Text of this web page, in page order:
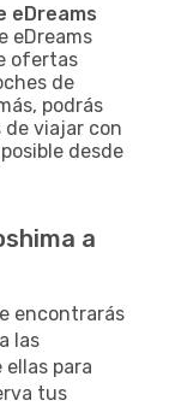
eDreams
eDreams
ofertas
de
podrás
viajar con
desde
a
encontrarás
las
para
tus